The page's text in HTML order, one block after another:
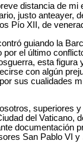
distancia de
justo anteayer,
Pío XII, de
guiando la
el último
esta
con algún
sus cualidades
superiores
del Vaticano,
documentación
San Pablo VI y